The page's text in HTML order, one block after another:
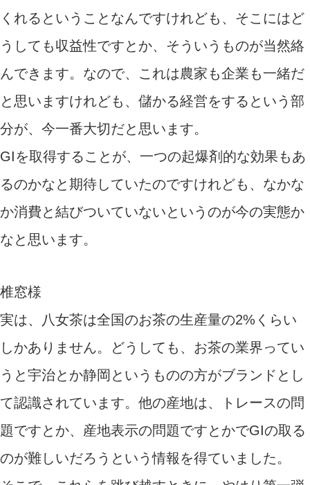
くれるということなんですけれども、そこにはど
うしても収益性ですとか、そういうものが当然絡
んできます。なので、これは農家も企業も一緒だ
と思いますけれども、儲かる経営をするという部
分が、今一番大切だと思います。
GIを取得することが、一つの起爆剤的な効果もあ
るのかなと期待していたのですけれども、なかな
か消費と結びついていないというのが今の実態か
なと思います。
椎窓様
実は、八女茶は全国のお茶の生産量の2%くらい
しかありません。どうしても、お茶の業界ってい
うと宇治とか静岡というものの方がブランドとし
て認識されています。他の産地は、トレースの問
題ですとか、産地表示の問題ですとかでGIの取る
のが難しいだろうという情報を得ていました。